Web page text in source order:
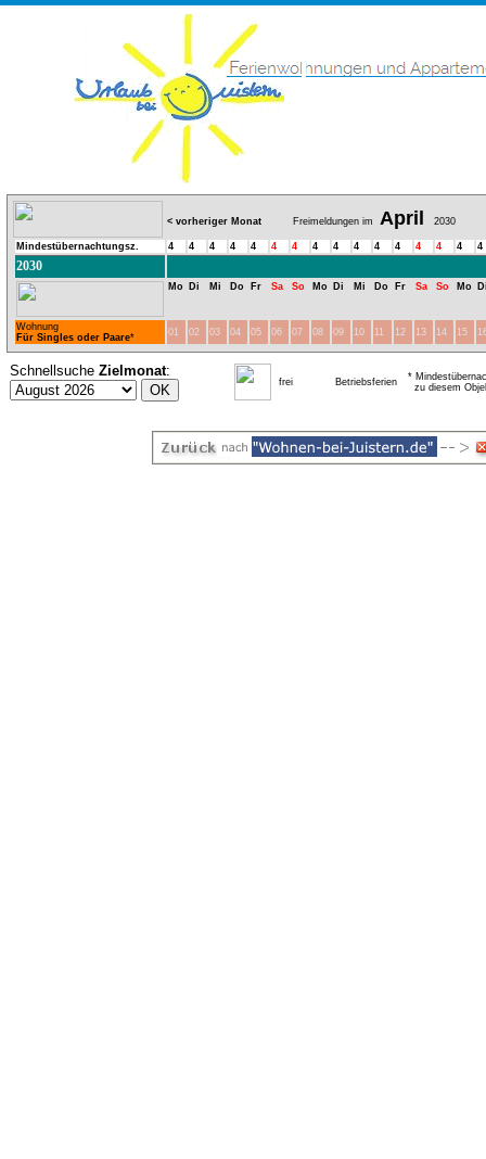
< vorheriger Monat Freimeldungen im April 2030
Mindestübernachtungsz. 4 4 4 4 4 4 4 4 4 4 4 4 4 4 4 4
2030
Mo Di Mi Do Fr Sa So Mo Di Mi Do Fr Sa So Mo
Wohnung
Für Singles oder Paare* 01 02 03 04 05 06 07 08 09 10 11 12 13 14 15
Schnellsuche Zielmonat:
frei Betriebsferien
*
zu diesem